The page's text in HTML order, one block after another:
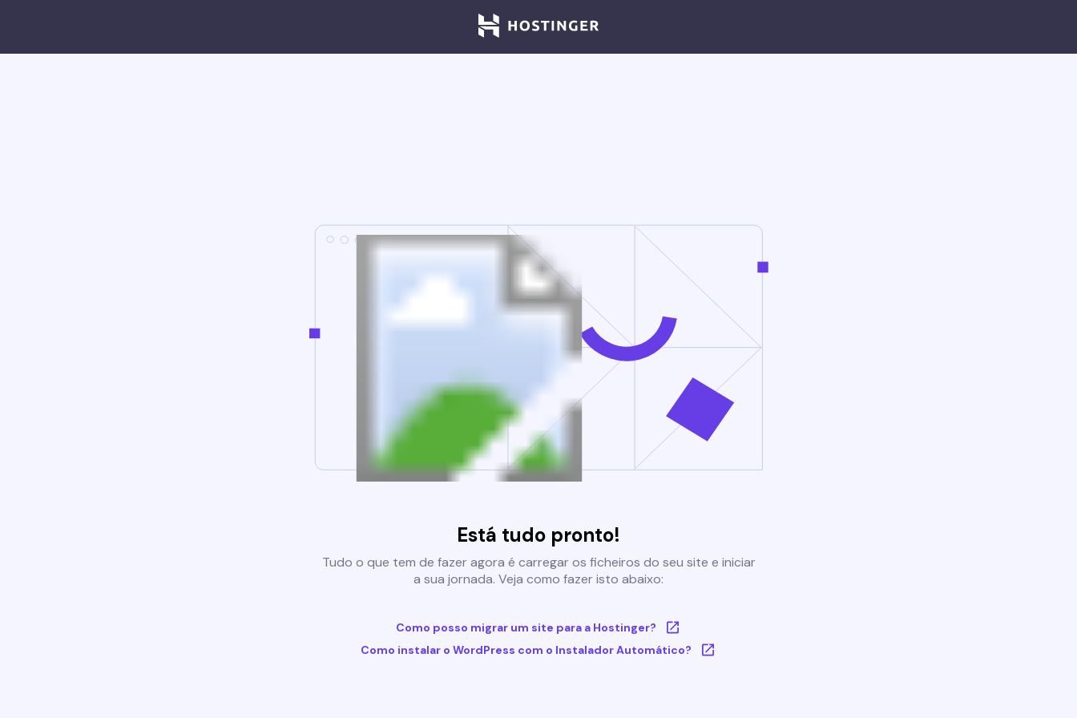
Está tudo pronto!
Tudo o que tem de fazer agora é carregar os ficheiros do seu site e iniciar
a sua jornada. Veja como fazer isto abaixo:
Como posso migrar um site para a Hostinger?
Como instalar o WordPress com o Instalador Automático?